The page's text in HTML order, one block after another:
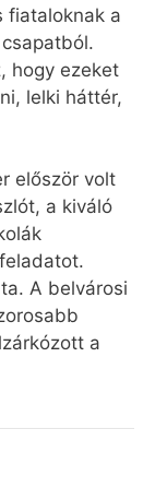
fiataloknak a
hogy ezeket
lelki háttér,
először volt
a kiváló
A belvárosi
a